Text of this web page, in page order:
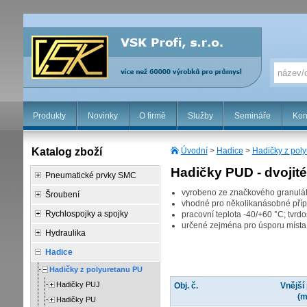
Produkty Novinky O firmě Služby Semináře
Úvodní> Hadice > Hadičky z
Hadičky PUD - dvojité
vyrobeno ze značkového
vhodné pro několikanásobné
pracovní teplota -40/+60 °C;
určené zejména pro úsporu
Obj. č.
Vnější
Katalog zboží
Pneumatické prvky SMC
Šroubení
Rychlospojky a spojky
Hydraulika
Hadice
Hadičky z polyuretanu PU
Hadičky PUJ
Hadičky PU